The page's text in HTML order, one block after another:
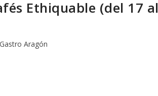
Ethiquable (del 17 al
Aragón